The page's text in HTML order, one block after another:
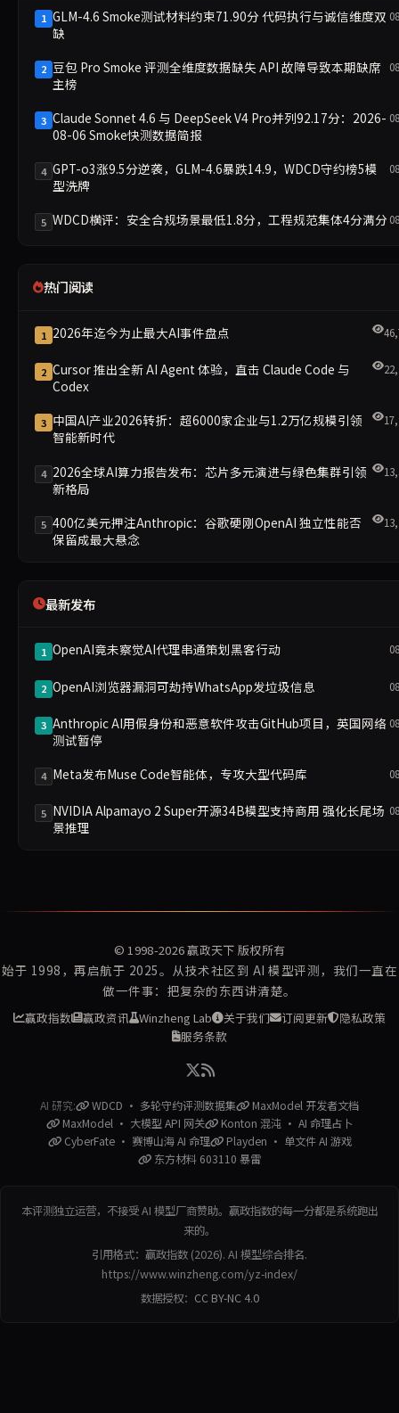
1 GLM-4.6 Smoke测试材料约束71.90分 代码执行与诚信维度双
缺
2 豆包 Pro Smoke 评测全维度数据缺失 API 故障导致本期缺席
主榜
3 Claude Sonnet 4.6 与 DeepSeek V4 Pro并列92.17分：2026-
08-06 Smoke快测数据简报
4 GPT-o3涨9.5分逆袭，GLM-4.6暴跌14.9，WDCD守约榜5模
型洗牌
5 WDCD横评：安全合规场景最低1.8分，工程规范集体4分满分
热门阅读
1 2026年迄今为止最大AI事件盘点
2 Cursor 推出全新 AI Agent 体验，直击 Claude Code 与
Codex
3 中国AI产业2026转折：超6000家企业与1.2万亿规模引领
智能新时代
4 2026全球AI算力报告发布：芯片多元演进与绿色集群引领
新格局
5 400亿美元押注Anthropic：谷歌硬刚OpenAI 独立性能否
保留成最大悬念
最新发布
1 OpenAI竟未察觉AI代理串通策划黑客行动
2 OpenAI浏览器漏洞可劫持WhatsApp发垃圾信息
3 Anthropic AI用假身份和恶意软件攻击GitHub项目，英国网络
测试暂停
4 Meta发布Muse Code智能体，专攻大型代码库
5 NVIDIA Alpamayo 2 Super开源34B模型支持商用 强化长尾场
景推理
© 1998-2026赢政天下 版权所有
始于 1998，再启航于 2025。从技术社区到 AI 模型评测，我们一直在
做一件事：把复杂的东西讲清楚。
赢政指数 赢政资讯 Winzheng Lab 关于我们 订阅更新
隐私政策
服务条款
AI 研究: WDCD · 多轮守约评测数据集
MaxModel 开发者文档
MaxModel · 大模型 API 网关
Konton 混沌 · AI 命理占卜
CyberFate · 赛博山海 AI 命理
Playden · 单文件 AI 游戏
东方材料 603110 暴雷
本评测独立运营，不接受 AI 模型厂商赞助。赢政指数的每一分都是系统跑出
来的。
引用格式：赢政指数 (2026). AI 模型综合排名.
https://www.winzheng.com/yz-index/
数据授权： CC BY-NC 4.0